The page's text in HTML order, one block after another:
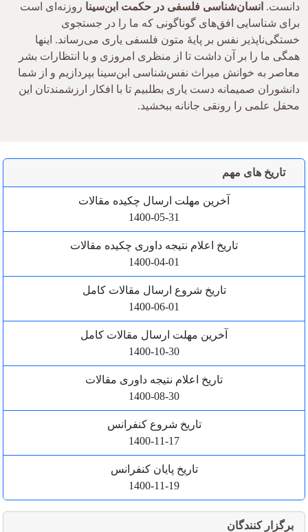
دانست. انسان‌شناسی فلسفی در حکمت ابن‌سینا روزنه‌ای است
برای شناسایی افق‌های گوناگونی که ما را در جستجوی
خستگی‌ناپذیر نفس بر پایۀ متون فلسفی یاری می‌رساند. اینها
همگی ما را بر آن داشت تا از منظری امروزی و با انتظارات بشر
معاصر به خوانش میراث نفس‌شناسی ابن‌سینا بپردازیم و از شما
دانشوران صمیمانه دست یاری بطلبیم تا با افکار ارزشمندتان این
محفل علمی را رونقی جانانه ببخشید.
تاریخ های مهم
آخرین مهلت ارسال چکیده مقالات
1400-05-31
تاریخ اعلام نتیجه داوری چکیده مقالات
1400-04-01
تاریخ شروع ارسال مقالات کامل
1400-06-01
آخرین مهلت ارسال مقالات کامل
1400-10-30
تاریخ اعلام نتیجه داوری مقالات
1400-08-30
تاریخ شروع کنفرانس
1400-11-17
تاریخ پایان کنفرانس
1400-11-19
برگزار کنندگان